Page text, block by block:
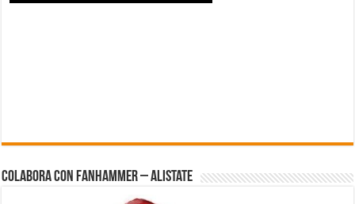
Colabora con FanHammer – Alistate